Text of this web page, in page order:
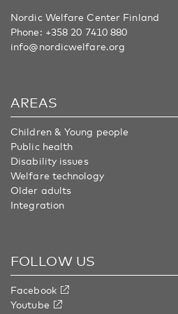
Nordic Welfare Center Finland
Phone: +358 20 7410 880
info@nordicwelfare.org
AREAS
Children & Young people
Public health
Disability issues
Welfare technology
Older adults
Integration
FOLLOW US
Facebook
Youtube